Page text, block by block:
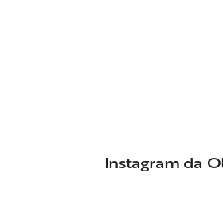
Instagram da